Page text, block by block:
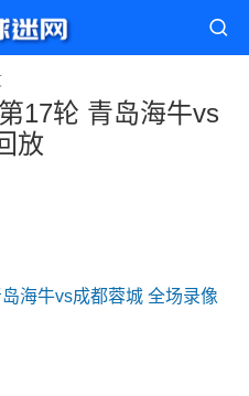
17轮 青岛海牛vs
放
海牛vs成都蓉城 全场录像